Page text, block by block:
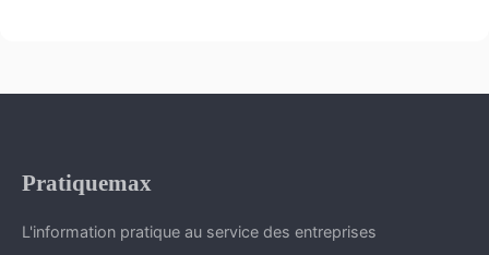
Pratiquemax
L'information pratique au service des entreprises